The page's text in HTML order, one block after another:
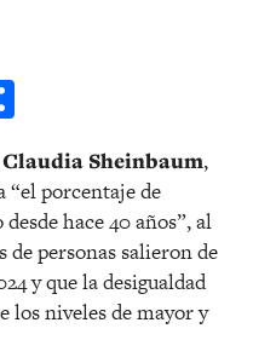
Claudia Sheinbaum,
“el porcentaje de
hace 40 años”, al
de personas salieron de
y que la desigualdad
los niveles de mayor y